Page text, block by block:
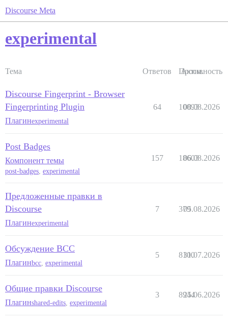
Discourse Meta
experimental
Тема Ответов Просм.
Активность
Discourse Fingerprint - Browser
Fingerprinting Plugin
Плагинexperimental
64 10093
08.08.2026
Post Badges
Компонент темы
post-badges, experimental
157 18603
06.08.2026
Предложенные правки в
Discourse
Плагинexperimental
7 379
05.08.2026
Обсуждение BCC
Плагинbcc experimental
5 8100
31.07.2026
Общие правки Discourse
Плагинshared-edits experimental
3 8944
25.06.2026